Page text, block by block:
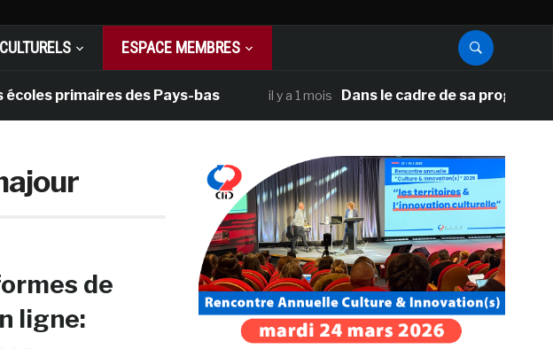
ESPACE MEMBRES
primaires des Pays-bas il y a 1 mois Dans le cadre de sa
de
ligne: